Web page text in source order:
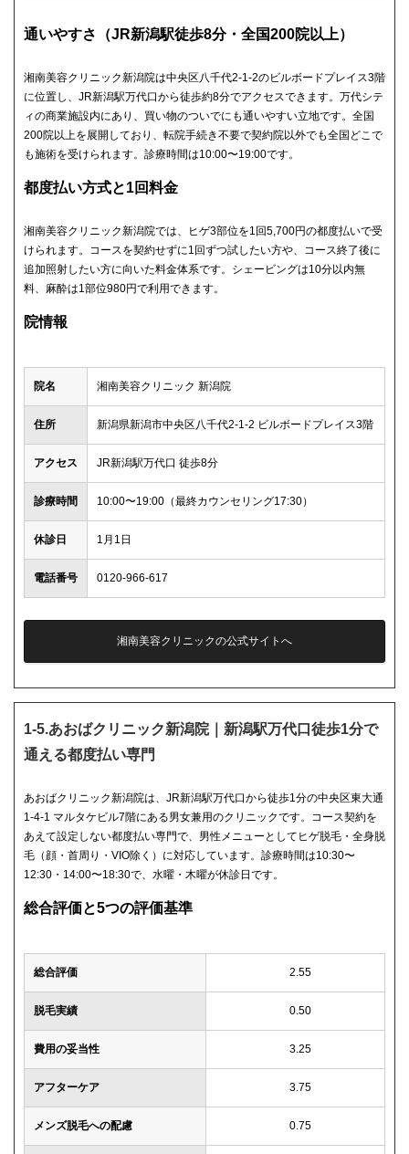
通いやすさ（JR新潟駅徒歩8分・全国200院以上）
湘南美容クリニック新潟院は中央区八千代2-1-2のビルボードプレイス3階
に位置し、JR新潟駅万代口から徒歩約8分でアクセスできます。万代シテ
ィの商業施設内にあり、買い物のついでにも通いやすい立地です。全国
200院以上を展開しており、転院手続き不要で契約院以外でも全国どこで
も施術を受けられます。診療時間は10:00〜19:00です。
都度払い方式と1回料金
湘南美容クリニック新潟院では、ヒゲ3部位を1回5,700円の都度払いで受
けられます。コースを契約せずに1回ずつ試したい方や、コース終了後に
追加照射したい方に向いた料金体系です。シェービングは10分以内無
料、麻酔は1部位980円で利用できます。
院情報
院名 湘南美容クリニック 新潟院
住所 新潟県新潟市中央区八千代2-1-2 ビルボードプレイス3階
アクセス JR新潟駅万代口 徒歩8分
診療時間 10:00〜19:00（最終カウンセリング17:30）
休診日 1月1日
電話番号 0120-966-617
湘南美容クリニックの公式サイトへ
1-5.あおばクリニック新潟院｜新潟駅万代口徒歩1分で
通える都度払い専門
あおばクリニック新潟院は、JR新潟駅万代口から徒歩1分の中央区東大通
1-4-1 マルタケビル7階にある男女兼用のクリニックです。コース契約を
あえて設定しない都度払い専門で、男性メニューとしてヒゲ脱毛・全身脱
毛（顔・首周り・VIO除く）に対応しています。診療時間は10:30〜
12:30・14:00〜18:30で、水曜・木曜が休診日です。
総合評価と5つの評価基準
総合評価 2.55
脱毛実績 0.50
費用の妥当性 3.25
アフターケア 3.75
メンズ脱毛への配慮 0.75